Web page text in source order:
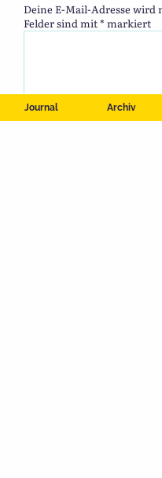
Journal Archiv
Deine E-Mail-Adresse
Felder sind mit* markiert